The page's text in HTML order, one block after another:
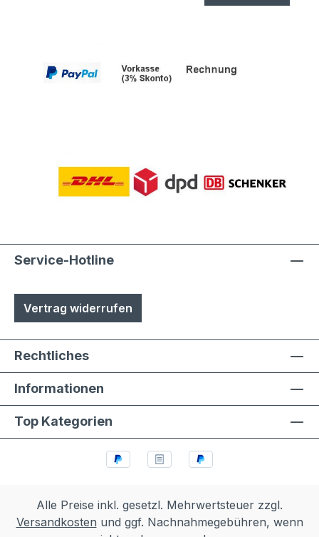
Service-Hotline
Vertrag widerrufen
Rechtliches
Informationen
Top Kategorien
Alle Preise inkl. gesetzl. Mehrwertsteuer zzgl.
Versandkosten und ggf. Nachnahmegebühren, wenn